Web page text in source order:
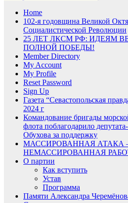
Home
102-я годовщина Великой
Социалистической Революции
25 ЛЕТ ЛКСМ РФ: ИДЕЯМ
ПОЛНОЙ ПОБЕДЫ!
Member Directory
My Account
My Profile
Reset Password
Sign Up
Газета “Севастопольская
2024 г
Командование бригады
флота поблагодарило
Обухова за поддержку
МАССИРОВАННАЯ АТАКА
НЕМАССИРОВАННАЯ
О партии
Как вступить
Устав
Программа
Памяти Александра